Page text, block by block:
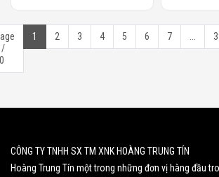
/
1 2 3 4 5 6 7
CÔNG TY TNHH SX TM XNK HOÀNG TRUNG TÍN
Hoàng Trung Tín một trong những đơn vị hàng đầu